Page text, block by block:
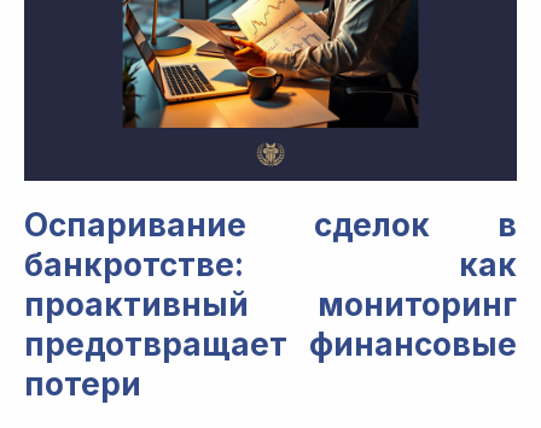
Оспаривание сделок в
банкротстве: как
проактивный мониторинг
предотвращает финансовые
потери